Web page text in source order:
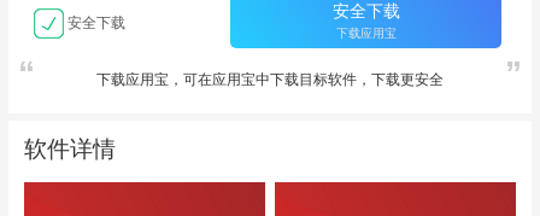
安全下载
安全下载
下载应用宝
下载应用宝，可在应用宝中下载目标软件，下载更安全
软件详情